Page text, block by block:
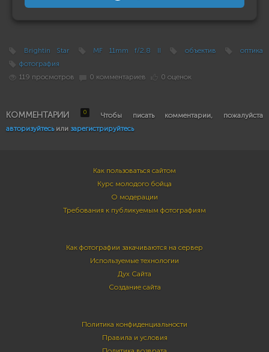
Brightin Star MF 11mm f/2.8 II объектив
оптика
фотография
119 просмотров
0 комментариев 0 оценок
КОММЕНТАРИИ 0
Чтобы писать комментарии, пожалуйста
авторизуйтесьили зарегистрируйтесь
Как пользоваться сайтом
Курс молодого бойца
О модерации
Требования к публикуемым фотографиям
Как фотографии закачиваются на сервер
Используемые технологии
Дух Сайта
Создание сайта
Политика конфиденциальности
Правила и условия